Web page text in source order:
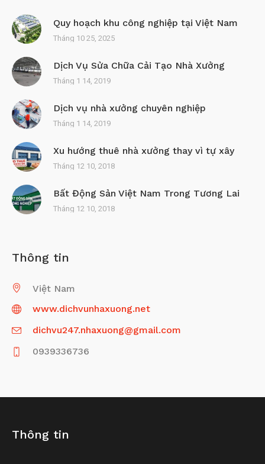
Quy hoạch khu công nghiệp tại Việt Nam
Tháng 10 25, 2025
Dịch Vụ Sửa Chữa Cải Tạo Nhà Xưởng
Tháng 1 14, 2019
Dịch vụ nhà xưởng chuyên nghiệp
Tháng 1 14, 2019
Xu hướng thuê nhà xưởng thay vì tự xây
Tháng 12 10, 2018
Bất Động Sản Việt Nam Trong Tương Lai
Tháng 12 10, 2018
Thông tin
Việt Nam
www.dichvunhaxuong.net
dichvu247.nhaxuong@gmail.com
0939336736
Thông tin